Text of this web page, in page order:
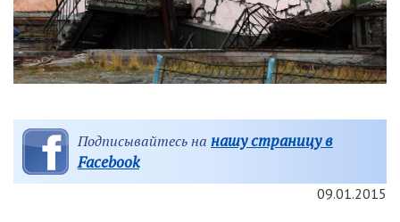
Подписывайтесь на нашу страницу в
Facebook
09.01.2015